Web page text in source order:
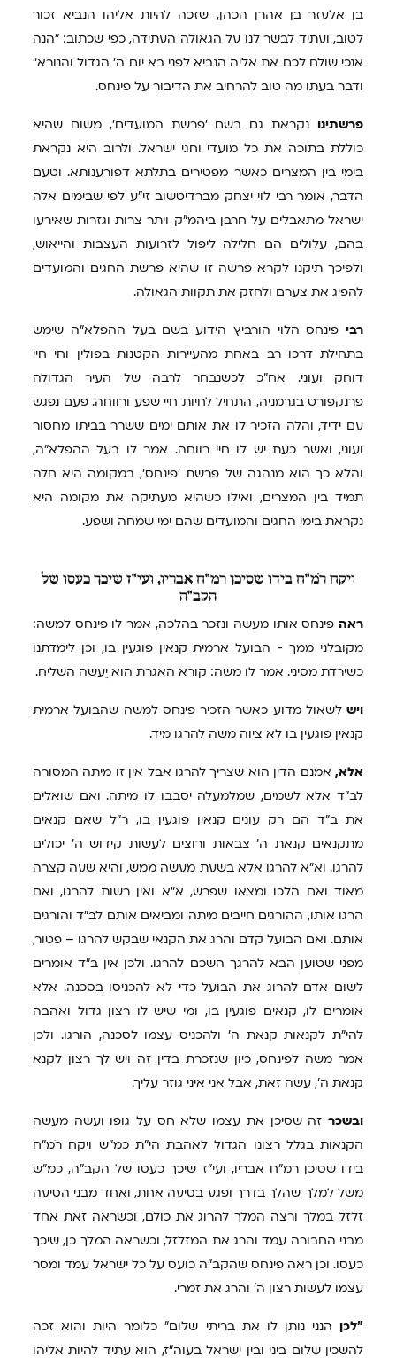
בן אלעזר בן אהרן הכהן, שזכה להיות אליהו הנביא זכור
לטוב, ועתיד לבשר לנו על הגאולה העתידה, כפי שכתוב: "הנה
אנכי שולח לכם את אליה הנביא לפני בא יום ה' הגדול והנורא"
ודבר בעתו מה טוב להרחיב את הדיבור על פינחס.
פרשתינו נקראת גם בשם 'פרשת המועדים', משום שהיא
כוללת בתוכה את כל מועדי וחגי ישראל. ולרוב היא נקראת
בימי בין המצרים כאשר מפטירים בתלתא דפורענותא. וטעם
הדבר, אומר רבי לוי יצחק מברדיטשוב זי"ע לפי שבימים אלה
ישראל מתאבלים על חרבן ביהמ"ק ויתר צרות וגזרות שאירעו
בהם, עלולים הם חלילה ליפול לזרועות העצבות והייאוש,
ולפיכך תיקנו לקרא פרשה זו שהיא פרשת החגים והמועדים
להפיג את צערם ולחזק את תקוות הגאולה.
רבי פינחס הלוי הורביץ הידוע בשם בעל ההפלא"ה שימש
בתחילת דרכו רב באחת מהעיירות הקטנות בפולין וחי חיי
דוחק ועוני. אח"כ לכשנבחר לרבה של העיר הגדולה
פרנקפורט בגרמניה, התחיל לחיות חיי שפע ורווחה. פעם נפגש
עם ידיד, והלה הזכיר לו את אותם ימים ששרר בביתו מחסור
ועוני, ואשר כעת יש לו חיי רווחה. אמר לו בעל ההפלא"ה,
והלא כך הוא מנהגה של פרשת 'פינחס', במקומה היא חלה
תמיד בין המצרים, ואילו כשהיא מעתיקה את מקומה היא
נקראת בימי החגים והמועדים שהם ימי שמחה ושפע.
ויקח רֹמ"ח בידו שסיכן רמ"ח אבריו, ועי"ז שיכך כעסו של
הקב"ה
ראה פינחס אותו מעשה ונזכר בהלכה, אמר לו פינחס למשה:
מקובלני ממך - הבועל ארמית קנאין פוגעין בו, וכן לימדתנו
כשירדת מסיני. אמר לו משה: קורא האגרת הוא יֵעשה השליח.
ויש לשאול מדוע כאשר הזכיר פינחס למשה שהבועל ארמית
קנאין פוגעין בו לא ציוה משה להרגו מיד.
אלא, אמנם הדין הוא שצריך להרגו אבל אין זו מיתה המסורה
לב"ד אלא לשמים, שמלמעלה יסבבו לו מיתה. ואם שואלים
את ב"ד הם רק עונים קנאין פוגעין בו, ר"ל שאם קנאים
מתקנאים קנאת ה' צבאות ורוצים לעשות קידוש ה' יכולים
להרגו. וא"א להרגו אלא בשעת מעשה ממש, והיא שעה קצרה
מאוד ואם הלכו ומצאו שפרש, א"א ואין רשות להרגו, ואם
הרגו אותו, ההורגים חייבים מיתה ומביאים אותם לב"ד והורגים
אותם. ואם הבועל קדם והרג את הקנאי שבקש להרגו – פטור,
מפני שטוען הבא להרגך השכם להרגו. ולכן אין ב"ד אומרים
לשום אדם להרוג את הבועל כדי לא להכניסו בסכנה. אלא
אומרים לו, קנאים פוגעין בו, ומי שיש לו רצון גדול ואהבה
להי"ת לקנאות קנאת ה' ולהכניס עצמו לסכנה, הורגו. ולכן
אמר משה לפינחס, כיון שנזכרת בדין זה ויש לך רצון לקנא
קנאת ה', עשה זאת, אבל אני איני גוזר עליך.
ובשכר זה שסיכן את עצמו שלא חס על גופו ועשה מעשה
הקנאות בגלל רצונו הגדול לאהבת הי"ת כמ"ש ויקח רֹמ"ח
בידו שסיכן רמ"ח אבריו, ועי"ז שיכך כעסו של הקב"ה, כמ"ש
משל למלך שהלך בדרך ופגע בסיעה אחת, ואחד מבני הסיעה
זלזל במלך ורצה המלך להרוג את כולם, וכשראה זאת אחד
מבני החבורה עמד והרג את המזלזל, וכשראה המלך כן, שיכך
כעסו. וכן ראה פינחס שהקב"ה כועס על כל ישראל עמד ומסר
עצמו לעשות רצון ה' והרג את זמרי.
"לכן הנני נותן לו את בריתי שלום" כלומר היות והוא זכה
להשכין שלום ביני ובין ישראל בעוה"ז, הוא עתיד להיות אליהו